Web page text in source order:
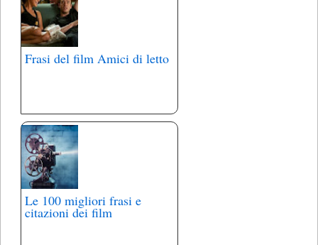
Frasi del film Amici di letto
Le 100 migliori frasi e
citazioni dei film